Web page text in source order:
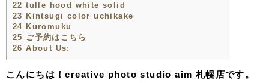
22 tulle hood white solid
23 Kintsugi color uchikake
24 Kuromuku
25 ご予約はこちら
26 About Us:
こんにちは！creative photo studio aim 札幌店です。